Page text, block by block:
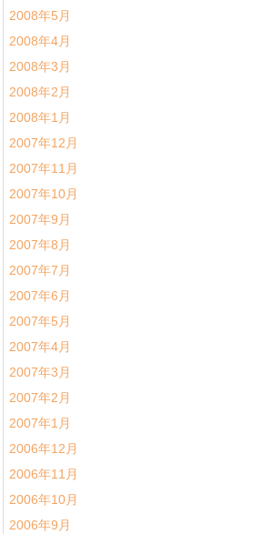
2008年5月
2008年4月
2008年3月
2008年2月
2008年1月
2007年12月
2007年11月
2007年10月
2007年9月
2007年8月
2007年7月
2007年6月
2007年5月
2007年4月
2007年3月
2007年2月
2007年1月
2006年12月
2006年11月
2006年10月
2006年9月